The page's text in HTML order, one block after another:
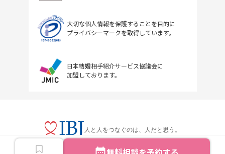
大切な個人情報を保護することを目的に
プライバシーマークを取得しています。
日本結婚相手紹介サービス協議会に
加盟しております。
人と人をつなぐのは、人だと思う。